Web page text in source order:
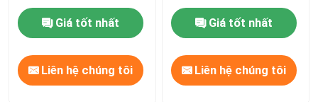
Giá tốt nhất
Liên hệ chúng tôi
Giá tốt nhất
Liên hệ chúng tôi